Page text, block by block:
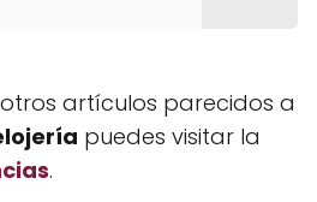
artículos parecidos a
puedes visitar la
.